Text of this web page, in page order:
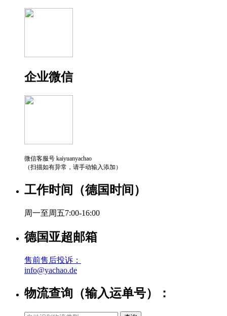
企业微信
微信客服号 kaiyuanyachao
（扫描如有异常，请手动输入添加）
工作时间（德国时间）
周一至周五7:00-16:00
德国亚超邮箱
售前售后投诉：
info@yachao.de
物流查询（输入运单号）：